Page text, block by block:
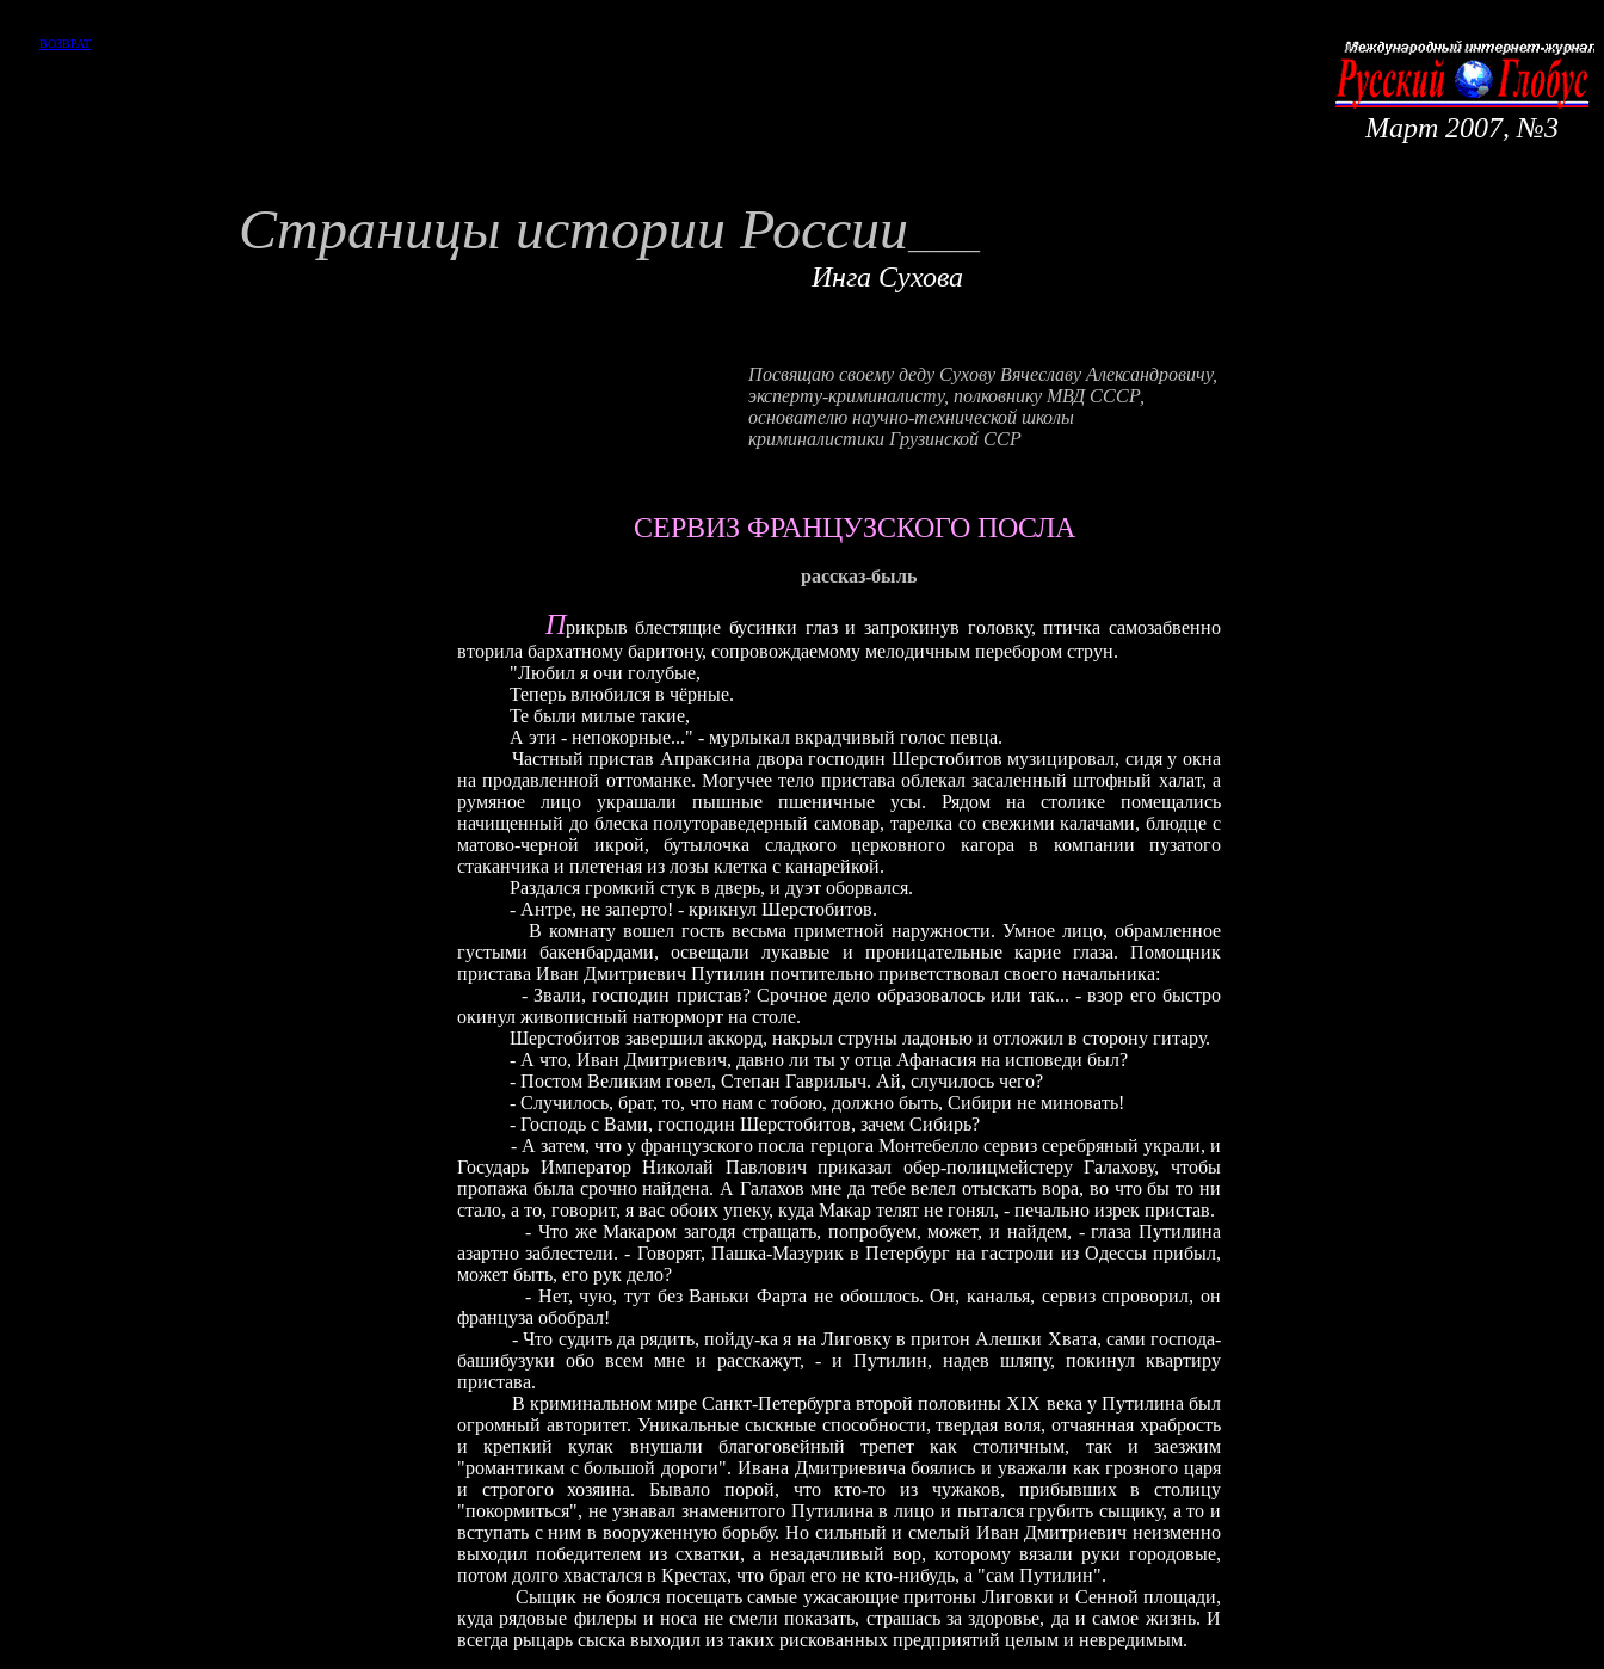
ВОЗВРАТ
Март 2007, №3
Cтраницы истории России
Инга Сухова
Посвящаю своему деду Сухову Вячеславу Александровичу,
эксперту-криминалисту, полковнику МВД СССР,
основателю научно-технической школы
криминалистики Грузинской ССР
СЕРВИЗ ФРАНЦУЗСКОГО ПОСЛА
рассказ-быль
Прикрыв блестящие бусинки глаз и запрокинув головку, птичка самозабвенно
вторила бархатному баритону, сопровождаемому мелодичным перебором струн.
"Любил я очи голубые,
Теперь влюбился в чёрные.
Те были милые такие,
А эти - непокорные..." - мурлыкал вкрадчивый голос певца.
Частный пристав Апраксина двора господин Шерстобитов музицировал, сидя у окна
на продавленной оттоманке. Могучее тело пристава облекал засаленный штофный халат, а
румяное лицо украшали пышные пшеничные усы. Рядом на столике помещались
начищенный до блеска полутораведерный самовар, тарелка со свежими калачами, блюдце с
матово-черной икрой, бутылочка сладкого церковного кагора в компании пузатого
стаканчика и плетеная из лозы клетка с канарейкой.
Раздался громкий стук в дверь, и дуэт оборвался.
- Антре, не заперто! - крикнул Шерстобитов.
В комнату вошел гость весьма приметной наружности. Умное лицо, обрамленное
густыми бакенбардами, освещали лукавые и проницательные карие глаза. Помощник
пристава Иван Дмитриевич Путилин почтительно приветствовал своего начальника:
- Звали, господин пристав? Срочное дело образовалось или так... - взор его быстро
окинул живописный натюрморт на столе.
Шерстобитов завершил аккорд, накрыл струны ладонью и отложил в сторону гитару.
- А что, Иван Дмитриевич, давно ли ты у отца Афанасия на исповеди был?
- Постом Великим говел, Степан Гаврилыч. Ай, случилось чего?
- Случилось, брат, то, что нам с тобою, должно быть, Сибири не миновать!
- Господь с Вами, господин Шерстобитов, зачем Сибирь?
- А затем, что у французского посла герцога Монтебелло сервиз серебряный украли, и
Государь Император Николай Павлович приказал обер-полицмейстеру Галахову, чтобы
пропажа была срочно найдена. А Галахов мне да тебе велел отыскать вора, во что бы то ни
стало, а то, говорит, я вас обоих упеку, куда Макар телят не гонял, - печально изрек пристав.
- Что же Макаром загодя стращать, попробуем, может, и найдем, - глаза Путилина
азартно заблестели. - Говорят, Пашка-Мазурик в Петербург на гастроли из Одессы прибыл,
может быть, его рук дело?
- Нет, чую, тут без Ваньки Фарта не обошлось. Он, каналья, сервиз спроворил, он
француза обобрал!
- Что судить да рядить, пойду-ка я на Лиговку в притон Алешки Хвата, сами господа-
башибузуки обо всем мне и расскажут, - и Путилин, надев шляпу, покинул квартиру
пристава.
В криминальном мире Санкт-Петербурга второй половины XIX века у Путилина был
огромный авторитет. Уникальные сыскные способности, твердая воля, отчаянная храбрость
и крепкий кулак внушали благоговейный трепет как столичным, так и заезжим
"романтикам с большой дороги". Ивана Дмитриевича боялись и уважали как грозного царя
и строгого хозяина. Бывало порой, что кто-то из чужаков, прибывших в столицу
"покормиться", не узнавал знаменитого Путилина в лицо и пытался грубить сыщику, а то и
вступать с ним в вооруженную борьбу. Но сильный и смелый Иван Дмитриевич неизменно
выходил победителем из схватки, а незадачливый вор, которому вязали руки городовые,
потом долго хвастался в Крестах, что брал его не кто-нибудь, а "сам Путилин".
Сыщик не боялся посещать самые ужасающие притоны Лиговки и Сенной площади,
куда рядовые филеры и носа не смели показать, страшась за здоровье, да и самое жизнь. И
всегда рыцарь сыска выходил из таких рискованных предприятий целым и невредимым.